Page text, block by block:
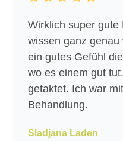
Wirklich super gute
wissen ganz
ein gutes Gefühl
wo es einem gut
getaktet. Ich war
Behandlung.
Sladjana Laden